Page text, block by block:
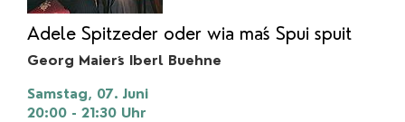
Adele Spitzeder oder wia ma´s Spui spuit
Georg Maier´s Iberl Buehne
Samstag, 07. Juni
20:00 - 21:30 Uhr